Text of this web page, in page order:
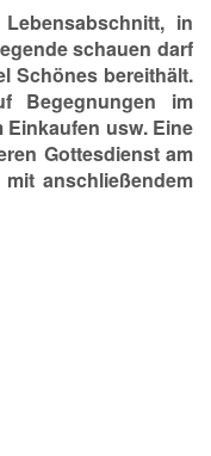
in
schauen darf
Schönes bereithält.
Begegnungen im
Einkaufen usw. Eine
Gottesdienst am
anschließendem